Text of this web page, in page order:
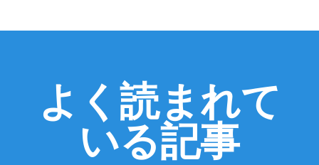
よく読まれて
いる記事